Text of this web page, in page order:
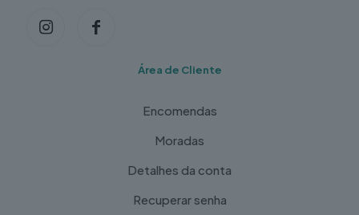
Área de Cliente
Encomendas
Moradas
Detalhes da conta
Recuperar senha